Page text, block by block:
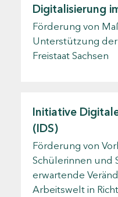
Digitalisierung
Förderung von
Unterstützung der
Freistaat Sachsen
Initiative
(IDS)
Förderung von
Schülerinnen und
erwartende
Arbeitswelt in